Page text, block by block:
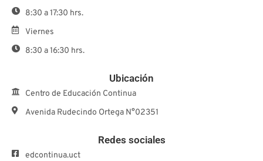
8:30 a 17:30 hrs.
Viernes
8:30 a 16:30 hrs.
Ubicación
Centro de Educación Continua
Avenida Rudecindo Ortega N°02351
Redes sociales
edcontinua.uct